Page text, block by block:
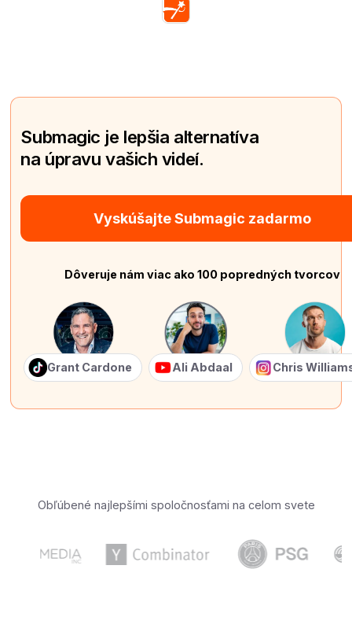
Submagic je lepšia alternatíva
na úpravu vašich videí.
Vyskúšajte Submagic zadarmo
Dôveruje nám viac ako 100 popredných tvorcov
Grant Cardone Ali Abdaal Chris
Obľúbené najlepšími spoločnosťami na celom svete